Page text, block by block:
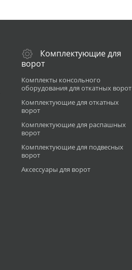
Комплектующие для
ворот
Комплекты консольного
оборудования для откатных ворот
Комплектующие для откатных
ворот
Комплектующие для распашных
ворот
Комплектующие для подвесных
ворот
Аксессуары для ворот